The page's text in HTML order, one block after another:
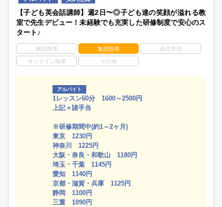
【子ども英会話講師】週2日〜◎子ども達の笑顔が溢れる教
室で先生デビュー！未経験でも充実した研修制度で安心のス
タート♪
個別指導 集団指導 自立学習
オンライン指導 その他
アルバイト
1レッスン60分 1600～2500円
上記＋諸手当
※研修期間中(約1～2ヶ月)
東京 1230円
神奈川 1225円
大阪・奈良・和歌山 1180円
埼玉・千葉 1145円
愛知 1140円
京都・滋賀・兵庫 1125円
静岡 1100円
三重 1090円